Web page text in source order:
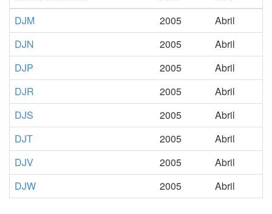
DJM
2005
Abril
DJN
2005
Abril
DJP
2005
Abril
DJR
2005
Abril
DJS
2005
Abril
DJT
2005
Abril
DJV
2005
Abril
DJW
2005 Abril